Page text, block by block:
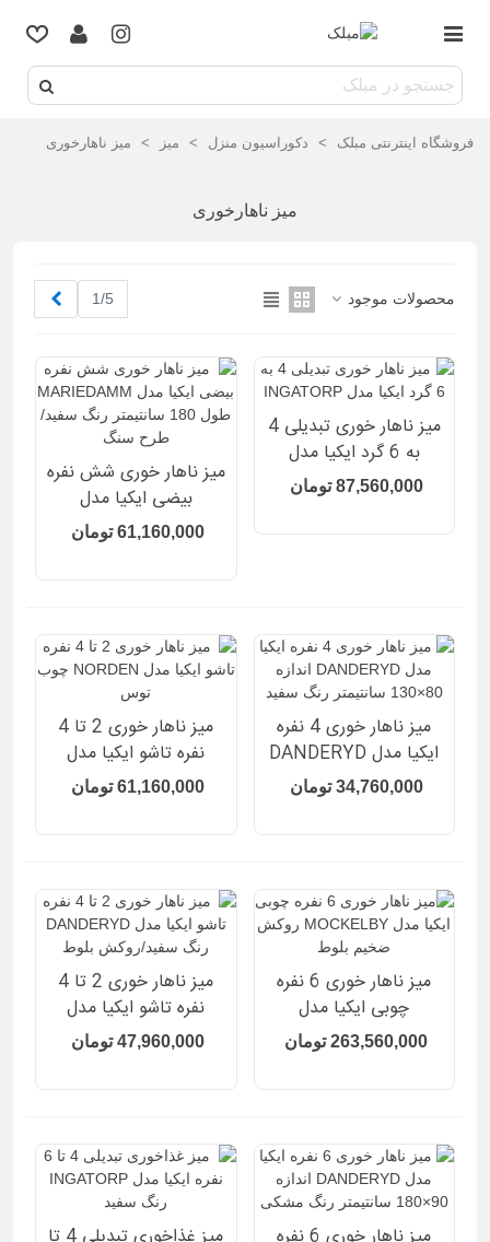
فروشگاه اینترنتی مبلک > دکوراسیون منزل > میز > میز ناهارخوری
میز ناهارخوری
محصولات موجود 1/5
میز ناهار خوری تبدیلی 4
به 6 گرد ایکیا مدل
INGATORP
87,560,000 تومان
میز ناهار خوری شش نفره
بیضی ایکیا مدل
MARIEDAMM طول
180 سانتیمتر رنگ سفید/
61,160,000 تومان
میز ناهار خوری 4 نفره
ایکیا مدل DANDERYD
اندازه 80×130 سانتیمتر
رنگ سفید
34,760,000 تومان
میز ناهار خوری 2 تا 4
نفره تاشو ایکیا مدل
NORDEN چوب توس
61,160,000 تومان
میز ناهار خوری 6 نفره
چوبی ایکیا مدل
MOCKELBY روکش
ضخیم بلوط
263,560,000 تومان
میز ناهار خوری 2 تا 4
نفره تاشو ایکیا مدل
DANDERYD رنگ سفید/
روکش بلوط
47,960,000 تومان